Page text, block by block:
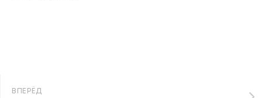
ВПЕРЁД